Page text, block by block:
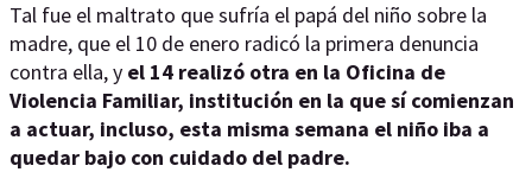
Tal fue el maltrato que sufría el papá del niño sobre la
madre, que el 10 de enero radicó la primera denuncia
contra ella, y el 14 realizó otra en la Oficina de
Violencia Familiar, institución en la que sí comienzan
a actuar, incluso, esta misma semana el niño iba a
quedar bajo con cuidado del padre.